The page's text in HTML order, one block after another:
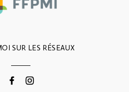
SUR LES RÉSEAUX